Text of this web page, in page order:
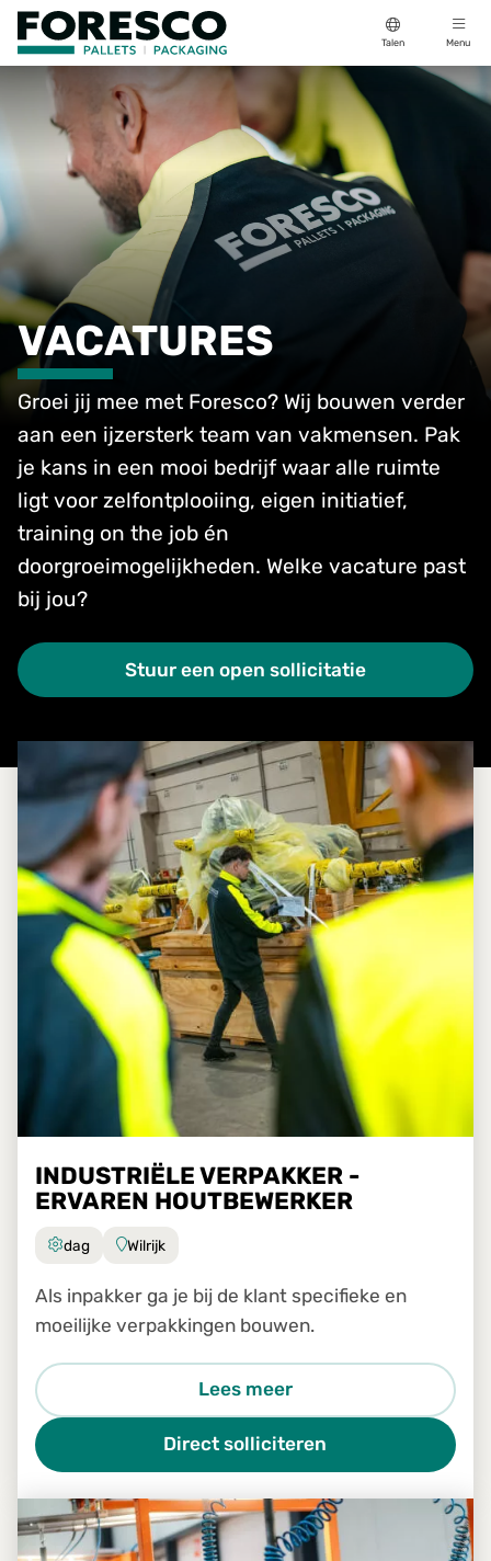
Talen Menu
VACATURES
Groei jij mee met Foresco? Wij bouwen verder
aan een ijzersterk team van vakmensen. Pak
je kans in een mooi bedrijf waar alle ruimte
ligt voor zelfontplooiing, eigen initiatief,
training on the job én
doorgroeimogelijkheden. Welke vacature past
bij jou?
Stuur een open sollicitatie
INDUSTRIËLE VERPAKKER -
ERVAREN HOUTBEWERKER
dag Wilrijk
Als inpakker ga je bij de klant specifieke en
moeilijke verpakkingen bouwen.
Lees meer
Direct solliciteren